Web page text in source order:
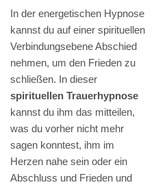
In der energetischen Hypnose
kannst du auf einer spirituellen
Verbindungsebene Abschied
nehmen, um den Frieden zu
schließen. In dieser
spirituellen Trauerhypnose
kannst du ihm das mitteilen,
was du vorher nicht mehr
sagen konntest, ihm im
Herzen nahe sein oder ein
Abschluss und Frieden und